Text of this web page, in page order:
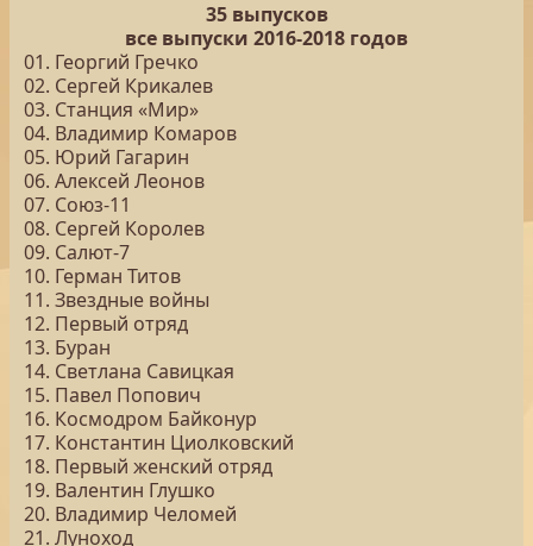
35 выпусков
все выпуски 2016-2018 годов
01. Георгий Гречко
02. Сергей Крикалев
03. Станция «Мир»
04. Владимир Комаров
05. Юрий Гагарин
06. Алексей Леонов
07. Союз-11
08. Сергей Королев
09. Салют-7
10. Герман Титов
11. Звездные войны
12. Первый отряд
13. Буран
14. Светлана Савицкая
15. Павел Попович
16. Космодром Байконур
17. Константин Циолковский
18. Первый женский отряд
19. Валентин Глушко
20. Владимир Челомей
21. Луноход